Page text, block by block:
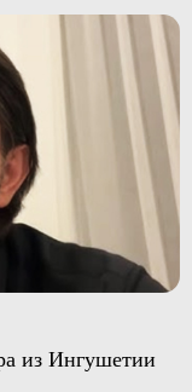
из Ингушетии